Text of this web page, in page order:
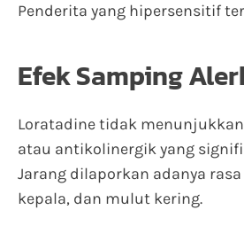
Penderita yang hipersensitif
Efek Samping
Loratadine tidak
atau antikolinergik yang
Jarang dilaporkan adanya
kepala, dan mulut kering.